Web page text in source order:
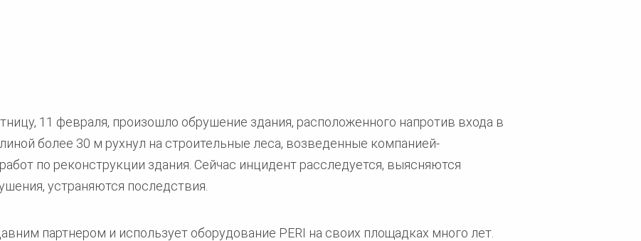
11 февраля, произошло обрушение здания, расположенного напротив входа в
более 30 м рухнул на строительные леса, возведенные компанией-
по реконструкции здания. Сейчас инцидент расследуется, выясняются
устраняются последствия.
партнером и использует оборудование PERI на своих площадках много лет.